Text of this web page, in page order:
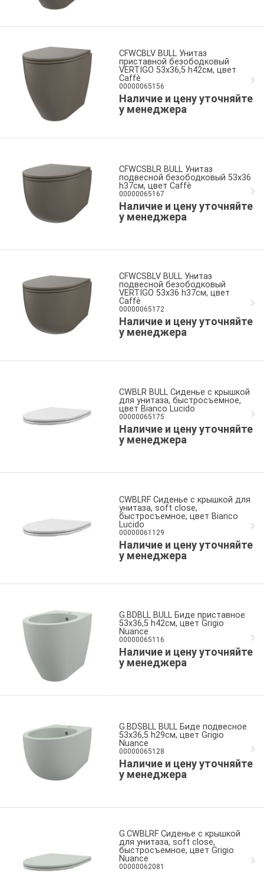
CFWCBLV BULL Унитаз
приставной безободковый
VERTIGO 53x36,5 h42см, цвет
Caffè
00000065156
Наличие и цену уточняйте
у менеджера
CFWCSBLR BULL Унитаз
подвесной безободковый 53x36
h37см, цвет Caffè
00000065167
Наличие и цену уточняйте
у менеджера
CFWCSBLV BULL Унитаз
подвесной безободковый
VERTIGO 53x36 h37см, цвет
Caffè
00000065172
Наличие и цену уточняйте
у менеджера
CWBLR BULL Сиденье с крышкой
для унитаза, быстросъемное,
цвет Bianco Lucido
00000065175
Наличие и цену уточняйте
у менеджера
CWBLRF Сиденье с крышкой для
унитаза, soft close,
быстросъемное, цвет Bianco
Lucido
00000061129
Наличие и цену уточняйте
у менеджера
G.BDBLL BULL Биде приставное
53x36,5 h42см, цвет Grigio
Nuance
00000065116
Наличие и цену уточняйте
у менеджера
G.BDSBLL BULL Биде подвесное
53x36,5 h29см, цвет Grigio
Nuance
00000065128
Наличие и цену уточняйте
у менеджера
G.CWBLRF Сиденье с крышкой
для унитаза, soft close,
быстросъемное, цвет Grigio
Nuance
00000062081